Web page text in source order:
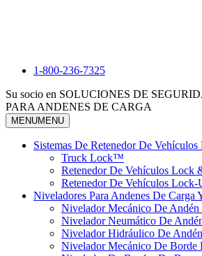
1-800-236-7325
Su socio en SOLUCIONES DE
PARA ANDENES DE CARGA
MENUMENU
Sistemas De Retenedor De Vehículos
Truck Lock™
Retenedor De Vehículos
Retenedor De Vehículos
Niveladores Para Andenes De Carga
Nivelador Mecánico De
Nivelador Neumático De
Nivelador Hidráulico De
Nivelador Mecánico De Borde